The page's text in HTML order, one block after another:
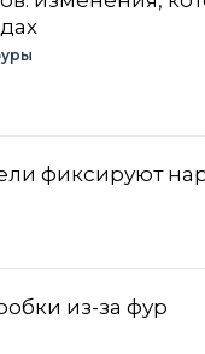
фиксируют
из-за фур